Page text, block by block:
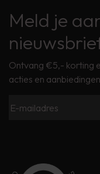
Meld je
Ontvang €5,- korting
acties en